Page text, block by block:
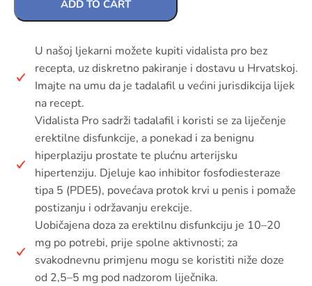
ADD TO CART
U našoj ljekarni možete kupiti vidalista pro bez
recepta, uz diskretno pakiranje i dostavu u Hrvatskoj.
Imajte na umu da je tadalafil u većini jurisdikcija lijek
na recept.
Vidalista Pro sadrži tadalafil i koristi se za liječenje
erektilne disfunkcije, a ponekad i za benignu
hiperplaziju prostate te plućnu arterijsku
hipertenziju. Djeluje kao inhibitor fosfodiesteraze
tipa 5 (PDE5), povećava protok krvi u penis i pomaže
postizanju i održavanju erekcije.
Uobičajena doza za erektilnu disfunkciju je 10–20
mg po potrebi, prije spolne aktivnosti; za
svakodnevnu primjenu mogu se koristiti niže doze
od 2,5–5 mg pod nadzorom liječnika.